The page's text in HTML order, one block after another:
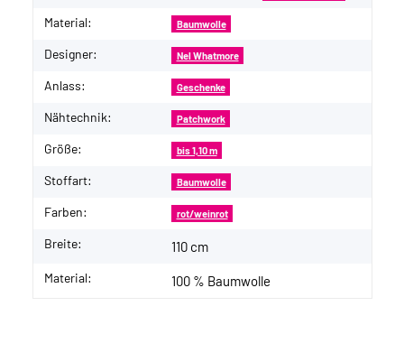
Material: Baumwolle
Designer: Nel Whatmore
Anlass: Geschenke
Nähtechnik: Patchwork
Größe: bis 1,10 m
Stoffart: Baumwolle
Farben: rot/weinrot
Breite: 110 cm
Material: 100 % Baumwolle